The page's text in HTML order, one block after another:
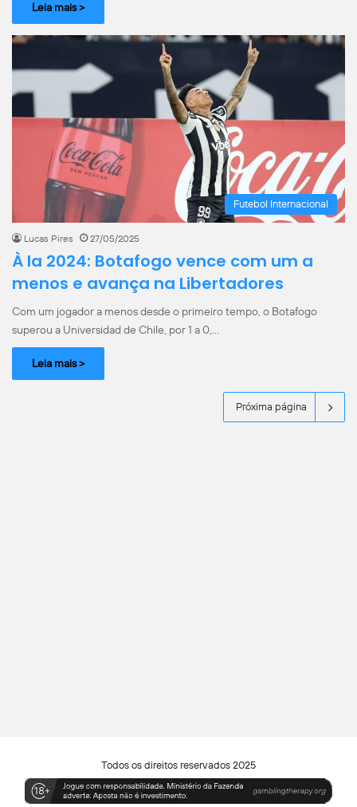
Leia mais >
Futebol Internacional
Lucas Pires 27/05/2025
À la 2024: Botafogo vence com um a
menos e avança na Libertadores
Com um jogador a menos desde o primeiro tempo, o Botafogo
superou a Universidad de Chile, por 1 a 0,…
Leia mais >
Próxima página
Todos os direitos reservados 2025